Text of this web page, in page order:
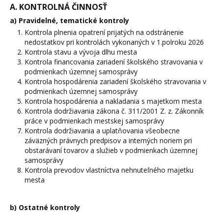
A. KONTROLNÁ ČINNOSŤ
a) Pravidelné, tematické kontroly
Kontrola plnenia opatrení prijatých na odstránenie
nedostatkov pri kontrolách vykonaných v 1.polroku 2026
Kontrola stavu a vývoja dlhu mesta
Kontrola financovania zariadení školského stravovania v
podmienkach územnej samosprávy
Kontrola hospodárenia zariadení školského stravovania v
podmienkach územnej samosprávy
Kontrola hospodárenia a nakladania s majetkom mesta
Kontrola dodržiavania zákona č. 311/2001 Z. z. Zákonník
práce v podmienkach mestskej samosprávy
Kontrola dodržiavania a uplatňovania všeobecne
záväzných právnych predpisov a interných noriem pri
obstarávaní tovarov a služieb v podmienkach územnej
samosprávy
Kontrola prevodov vlastníctva nehnuteľného majetku
mesta
b) Ostatné kontroly